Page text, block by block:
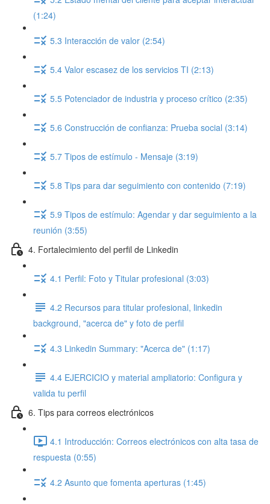
(1:24)
5.3 Interacción de valor (2:54)
5.4 Valor escasez de los servicios TI (2:13)
5.5 Potenciador de industria y proceso crítico (2:35)
5.6 Construcción de confianza: Prueba social (3:14)
5.7 Tipos de estímulo - Mensaje (3:19)
5.8 Tips para dar seguimiento con contenido (7:19)
5.9 Tipos de estímulo: Agendar y dar seguimiento a la
reunión (3:55)
4. Fortalecimiento del perfil de Linkedin
4.1 Perfil: Foto y Titular profesional (3:03)
4.2 Recursos para titular profesional, linkedin
background, "acerca de" y foto de perfil
4.3 Linkedin Summary: "Acerca de" (1:17)
4.4 EJERCICIO y material ampliatorio: Configura y
valida tu perfil
6. Tips para correos electrónicos
4.1 Introducción: Correos electrónicos con alta tasa de
respuesta (0:55)
4.2 Asunto que fomenta aperturas (1:45)